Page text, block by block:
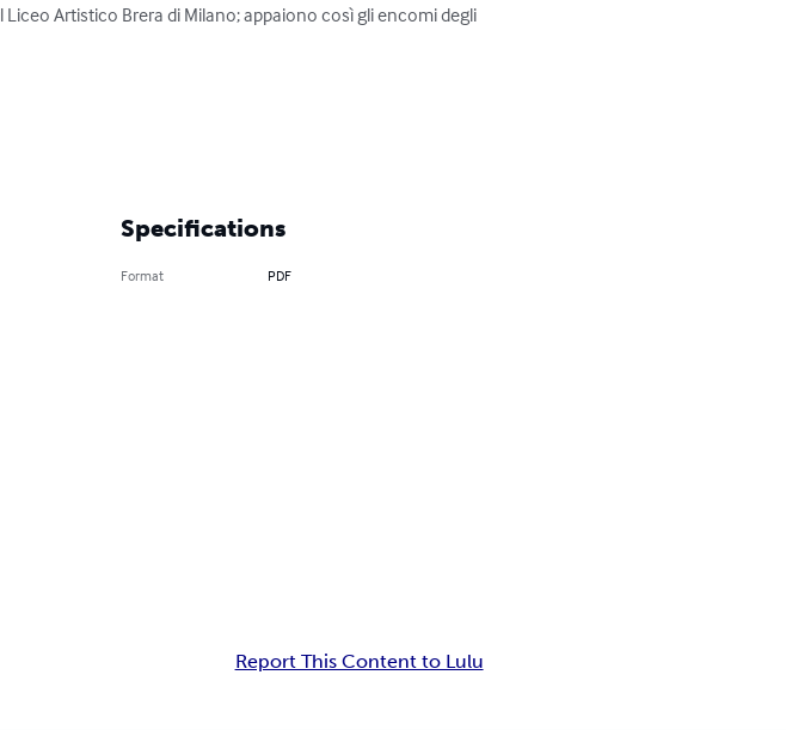
Artistico Brera di Milano; appaiono così gli encomi degli
Specifications
Format PDF
Report This Content to Lulu